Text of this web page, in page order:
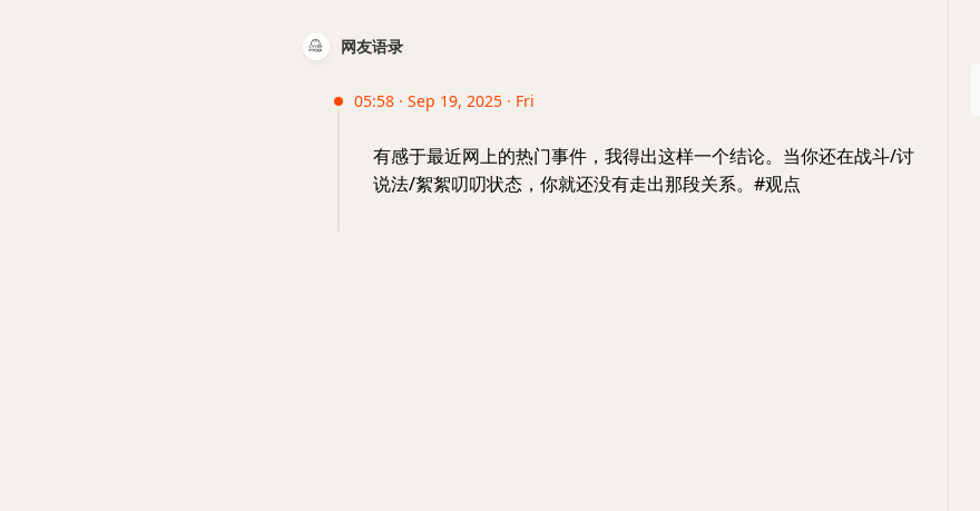
网友语录
05:58 · Sep 19, 2025 · Fri
有感于最近网上的热门事件，我得出这样一个结论。当你还在战斗/讨
说法/絮絮叨叨状态，你就还没有走出那段关系。#观点